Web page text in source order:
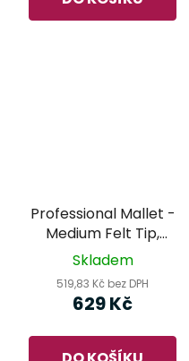
Professional Mallet -
Medium Felt Tip,
Medium (SB-PM-MF-
Energy
Skladem
519,83 Kč bez DPH
629 Kč